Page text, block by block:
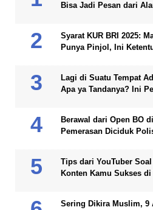
Bisa Jadi Pesan dari
Syarat KUR BRI 2025:
Punya Pinjol, Ini
Lagi di Suatu Tempat
Apa ya Tandanya? Ini
Berawal dari Open BO
Pemerasan Diciduk
Tips dari YouTuber
Konten Kamu Sukses di
Sering Dikira Muslim, 9